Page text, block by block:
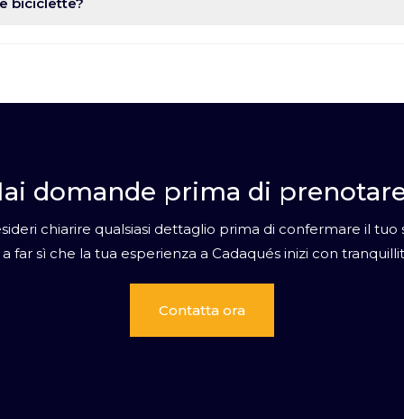
domande prima di
chiarire qualsiasi dettaglio prima di confermare il
far sì che la tua esperienza a Cadaqués inizi con
Contatta ora